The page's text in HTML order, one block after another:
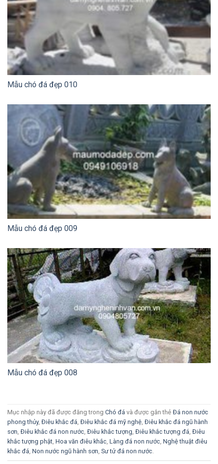
Mẫu chó đá đẹp 010
Mẫu chó đá đẹp 009
Mẫu chó đá đẹp 008
Mục nhập này đã được đăng trong Chó đá và được gắn thẻ Đá non nước
phong thủy, Điêu khắc đá Điêu khắc đá mỹ nghệ Điêu khắc đá ngũ hành
sơn Điêu khắc đá non nước Điêu khắc tượng Điêu khắc tượng đá Điêu
khắc tượng phật Hoa văn điêu khắc Làng đá non nước Nghệ thuật điêu
khắc đá Non nước ngũ hành sơn Sư tử đá non nước